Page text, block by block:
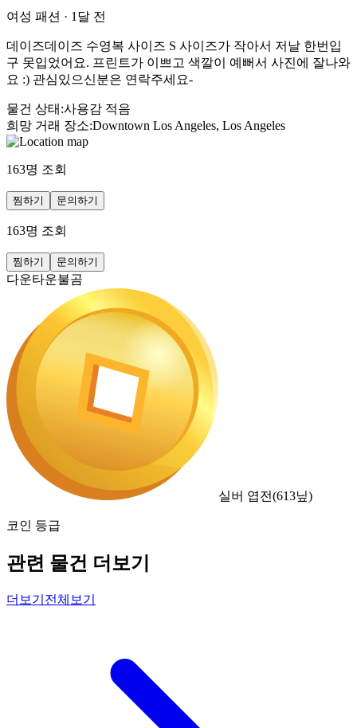
여성 패션 · 1달 전
데이즈데이즈 수영복 사이즈 S 사이즈가 작아서 저날 한번입
구 못입었어요. 프린트가 이쁘고 색깔이 예뻐서 사진에 잘나와
요 :) 관심있으신분은 연락주세요-
물건 상태 :사용감 적음
희망 거래 장소:Downtown Los Angeles, Los Angeles
163명 조회
찜하기 문의하기
163명 조회
찜하기 문의하기
다운타운불곰
실버 엽전(613닢)
코인 등급
관련 물건 더보기
더보기 전체보기